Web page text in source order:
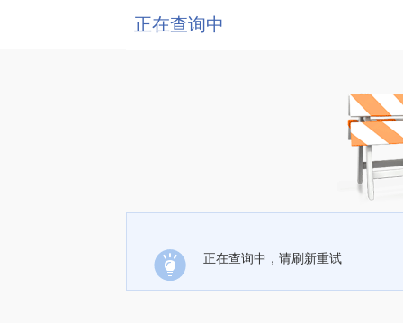
正在查询中
正在查询中，请刷新重试